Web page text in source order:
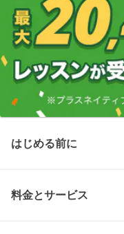
はじめる前に
料金とサービス